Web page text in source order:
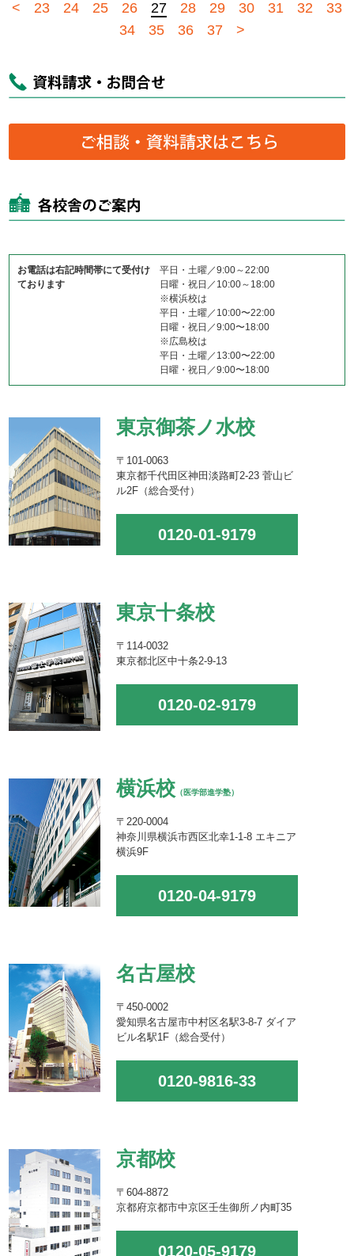
< 23 24 25 26 27 28 29 30 31 32
33
34
35 36 37 >
お電話は右記時間帯にて受付け
ております
平日・土曜／9:00～22:00
日曜・祝日／10:00～18:00
※横浜校は
平日・土曜／10:00〜22:00
日曜・祝日／9:00〜18:00
※広島校は
平日・土曜／13:00〜22:00
日曜・祝日／9:00〜18:00
東京御茶ノ水校
〒101-0063
東京都千代田区神田淡路町2-23 菅山ビ
ル2F（総合受付）
0120-01-9179
東京十条校
〒114-0032
東京都北区中十条2-9-13
0120-02-9179
横浜校 （医学部進学塾）
〒220-0004
神奈川県横浜市西区北幸1-1-8 エキニア
横浜9F
0120-04-9179
名古屋校
〒450-0002
愛知県名古屋市中村区名駅3-8-7 ダイア
ビル名駅1F（総合受付）
0120-9816-33
京都校
〒604-8872
京都府京都市中京区壬生御所ノ内町35
0120-05-9179